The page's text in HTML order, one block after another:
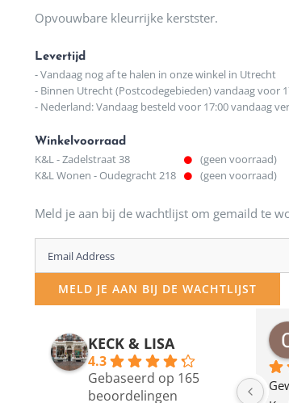
Opvouwbare kleurrijke kerstster.
Levertijd
- Vandaag nog af te halen in onze winkel in Utrecht
- Binnen Utrecht (Postcodegebieden) vandaag voor
- Nederland: Vandaag besteld voor 17:00 vandaag
Winkelvoorraad
K&L - Zadelstraat 38
(geen voorraad)
K&L Wonen - Oudegracht 218
(geen voorraad)
Meld je aan bij de wachtlijst om gemaild te
Enter
your
email
MELD JE AAN BIJ DE WACHTLIJST
KECK & LISA
4.3
Gebaseerd op 165
beoordelingen
12 maanden geleden
Waarom in hemelsnaam